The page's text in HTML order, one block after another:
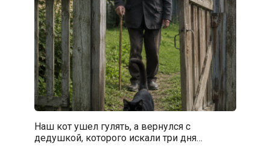
Наш кот ушел гулять, а вернулся с
дедушкой, которого искали три дня…